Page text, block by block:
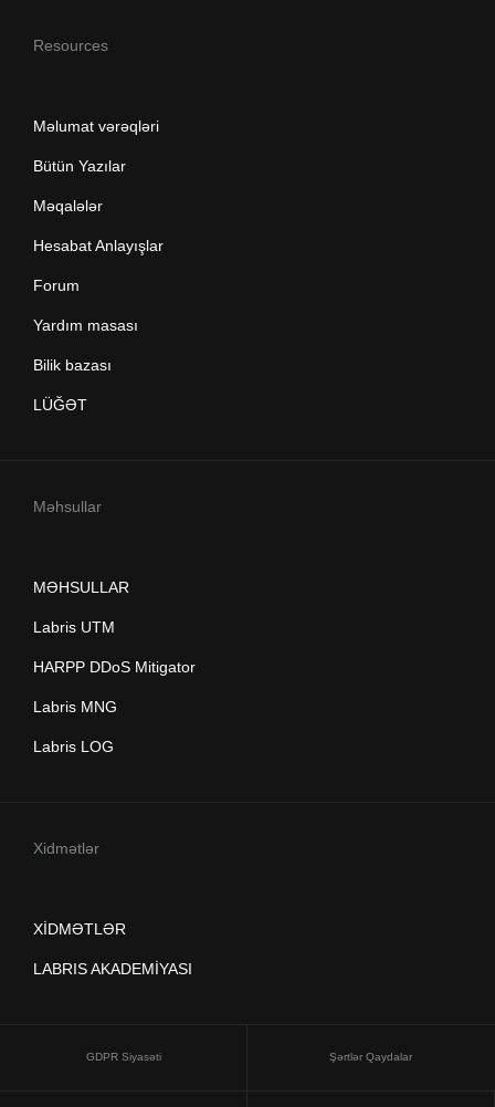
Resources
Məlumat vərəqləri
Bütün Yazılar
Məqalələr
Hesabat Anlayışlar
Forum
Yardım masası
Bilik bazası
LÜĞƏT
Məhsullar
MƏHSULLAR
Labris UTM
HARPP DDoS Mitigator
Labris MNG
Labris LOG
Xidmətlər
XİDMƏTLƏR
LABRIS AKADEMİYASI
GDPR Siyasəti Şərtlər Qaydalar